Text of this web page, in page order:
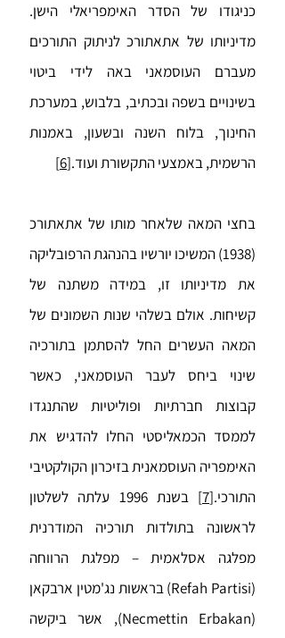
כניגודו של הסדר האימפריאלי הישן.
מדיניותו של אתאתורכ לניתוק התורכים
מעברם העוסמאני באה לידי ביטוי
בשינויים בשפה ובכתיב, בלבוש, במערכת
החינוך, בלוח השנה ובשעון, באמנות
הרשמית, באמצעי התקשורת ועוד.[6]
בחצי המאה שלאחר מותו של אתאתורכ
(1938) המשיכו יורשיו בהנהגת הרפובליקה
את מדיניותו זו, במידה משתנה של
קשיחות. אולם בשלהי שנות השמונים של
המאה העשרים החל להסתמן בתורכיה
שינוי ביחס לעבר העוסמאני, כאשר
קבוצות חברתיות ופוליטיות שהתנגדו
לממסד הכמאליסטי החלו להדגיש את
האימפריה העוסמאנית בזיכרון הקולקטיבי
התורכי.[7]
בשנת 1996 עלתה לשלטון
לראשונה בתולדות תורכיה המודרנית
מפלגה אסלאמית – מפלגת הרווחה
(Refah Partisi) בראשות נג'מטין ארבקאן
(Necmettin Erbakan), אשר ביקשה